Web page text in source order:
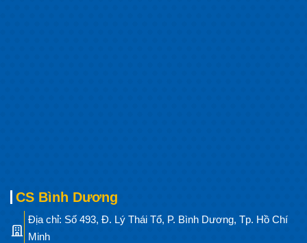
CS Bình Dương
Địa chỉ: Số 493, Đ. Lý Thái Tổ, P. Bình Dương, Tp. Hồ Chí
Minh